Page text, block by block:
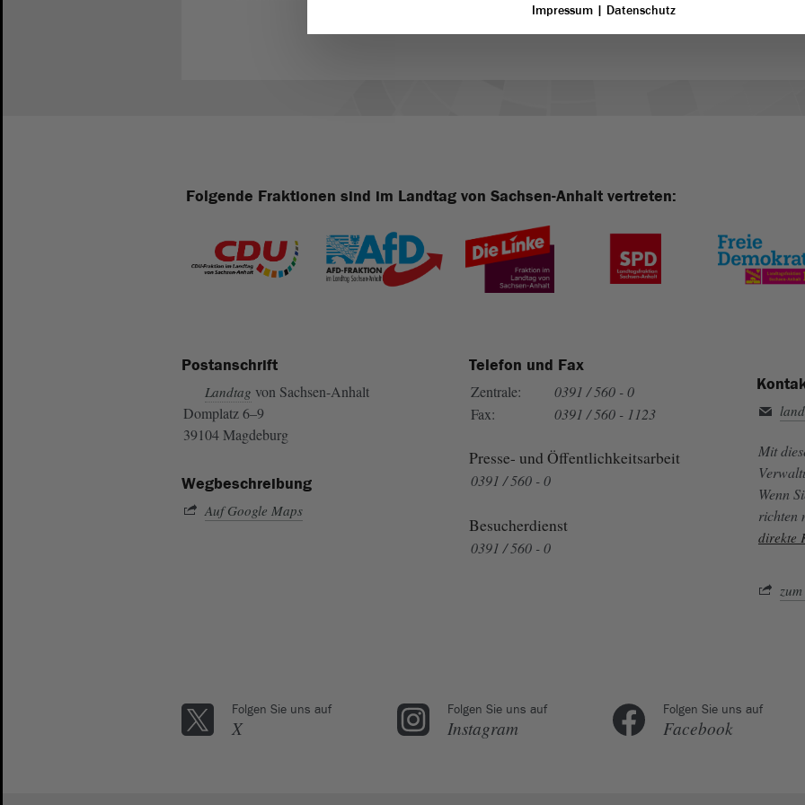
Folgende Fraktionen sind im Landtag von Sachsen-Anhalt vertreten:
Postanschrift
Landtag von Sachsen-Anhalt
Domplatz 6–9
39104 Magdeburg
Wegbeschreibung
Auf Google Maps
Telefon und Fax
Zentrale:
0391 / 560 - 0
Fax:
0391 / 560 - 1123
Presse- und Öffentlichkeitsarbeit
0391 / 560 - 0
Besucherdienst
0391 / 560 - 0
Mit
Wenn
richten
direkte
Folgen Sie uns auf
X
Folgen Sie uns auf
Instagram
Folgen Sie uns auf
Facebook
Impressum | Datenschutz